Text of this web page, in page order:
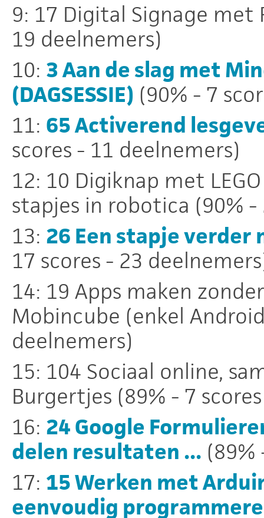
9: 17 Digital Signage met
19 deelnemers)
10: 3 Aan de slag met
(DAGSESSIE) (90% - 7
11: 65 Activerend
scores - 11 deelnemers)
12: 10 Digiknap met
stapjes in robotica (90%
13: 26 Een stapje verder
17 scores - 23
14: 19 Apps maken
Mobincube (enkel
deelnemers)
15: 104 Sociaal online,
Burgertjes (89% - 7
16: 24 Google
delen resultaten ... (89%
17: 15 Werken met
eenvoudig